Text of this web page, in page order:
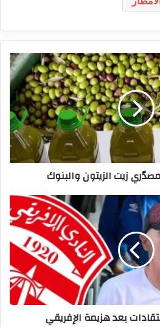
زيت الزيتون والبنوك
بعد هزيمة الإفريقي